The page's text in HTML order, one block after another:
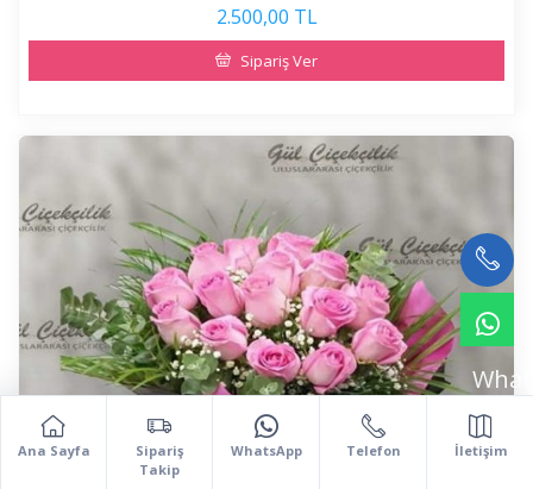
2.500,00 TL
Sipariş Ver
Ana Sayfa
Sipariş
Takip
WhatsApp Telefon İletişim